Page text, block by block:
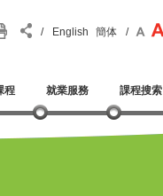
/ English 簡体 /
程 就業服務 課程搜索